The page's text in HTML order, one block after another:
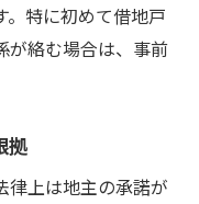
。特に初めて借地戸
が絡む場合は、事前
拠
律上は地主の承諾が